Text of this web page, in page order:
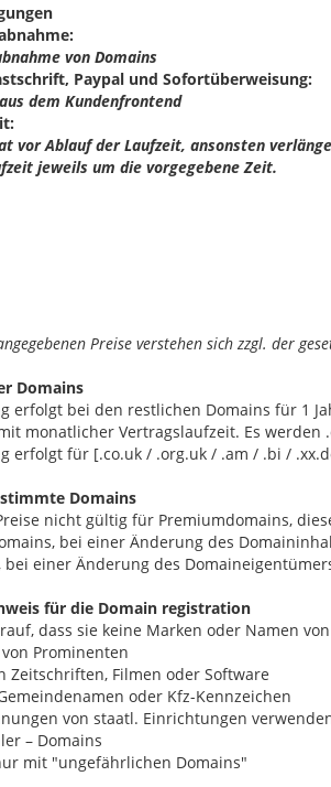
von Domains
Paypal und Sofortüberweisung:
dem Kundenfrontend
vor Ablauf der Laufzeit, ansonsten
jeweils um die vorgegebene Zeit.
Preise verstehen sich zzgl. der
Domains
erfolgt bei den restlichen Domains für 1
monatlicher Vertragslaufzeit. Es
erfolgt für [.co.uk / .org.uk / .am / .bi /
Domains
nicht gültig für Premiumdomains,
bei einer Änderung des
bei einer Änderung des
für die Domain registration
dass sie keine Marken oder Namen
Prominenten
Zeitschriften, Filmen oder Software
oder Kfz-Kennzeichen
von staatl. Einrichtungen
– Domains
mit "ungefährlichen Domains"